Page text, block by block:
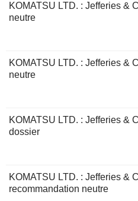
KOMATSU LTD. : Jefferies &
neutre
KOMATSU LTD. : Jefferies &
neutre
KOMATSU LTD. : Jefferies &
dossier
KOMATSU LTD. : Jefferies &
recommandation neutre